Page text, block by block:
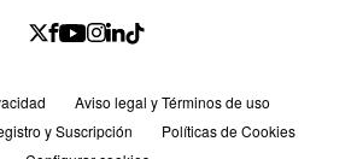
Aviso legal y Términos de uso
y Suscripción
Políticas de Cookies